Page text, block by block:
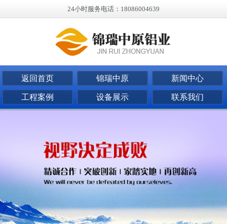
24小时服务电话：18086004639
返回首页 锦瑞中原 新闻中心
工程案例 设备展示 联系我们